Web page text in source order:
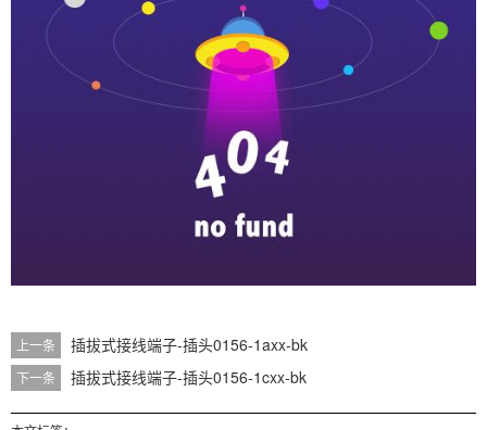
上一条 插拔式接线端子-插头0156-1axx-bk
下一条 插拔式接线端子-插头0156-1cxx-bk